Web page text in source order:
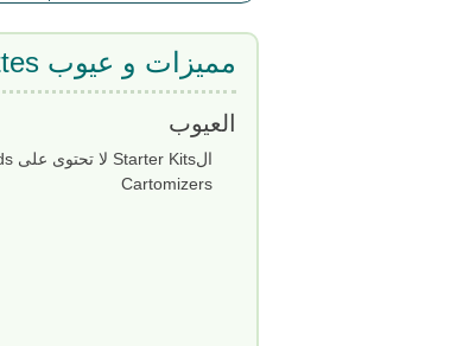
مميزات و عيوب VaporFi E-Cigarettes
العيوب
Cartomizers